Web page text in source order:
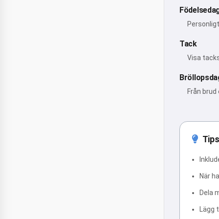
Tack
Visa
Från
När
Dela
Lägg